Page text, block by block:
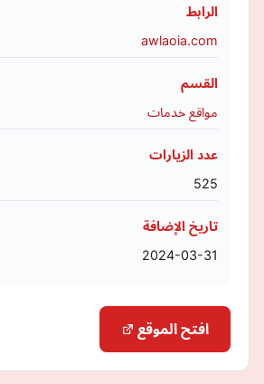
الرابط
awlaoia.com
القسم
مواقع خدمات
عدد الزيارات
525
تاريخ الإضافة
2024-03-31
افتح الموقع